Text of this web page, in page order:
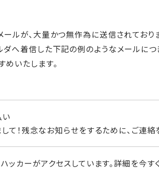
ルが、大量かつ無作為に送信されており
ダへ着信した下記の例のようなメールに
めいたします。
い
て！残念なお知らせをするために、ご連絡
ッカーがアクセスしています。詳細を今す